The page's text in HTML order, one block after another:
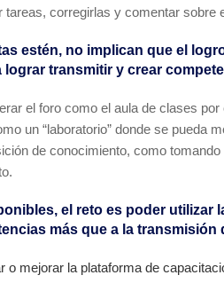
corregirlas y comentar sobre
estén, no implican que el
transmitir y crear
el foro como el aula de clases
un “laboratorio” donde se pueda
de conocimiento, como
el reto es poder
más que a la transmisión
o mejorar la plataforma de